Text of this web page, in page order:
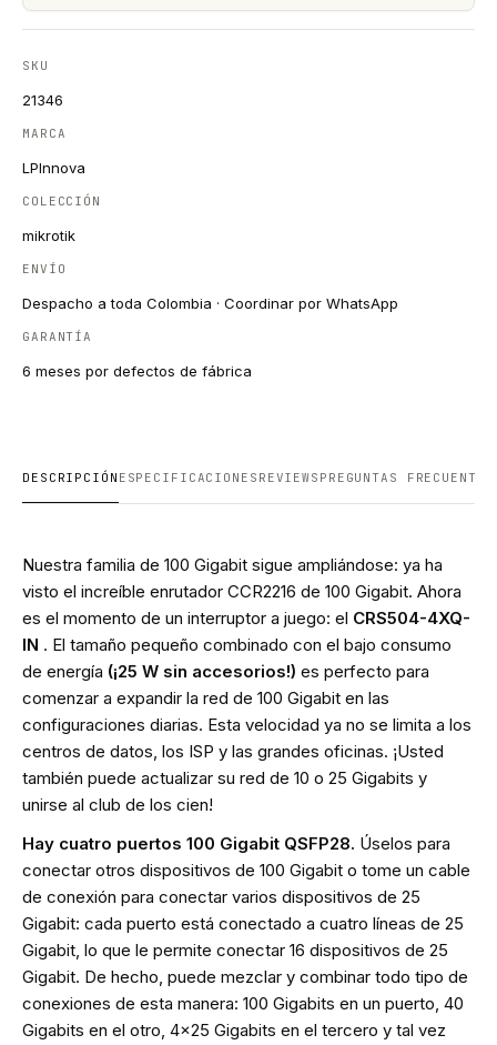
SKU
21346
MARCA
LPInnova
COLECCIÓN
mikrotik
ENVÍO
Despacho a toda Colombia · Coordinar por WhatsApp
GARANTÍA
6 meses por defectos de fábrica
DESCRIPCIÓN ESPECIFICACIONES REVIEWS PREGUNTAS FRECUENTES
Nuestra familia de 100 Gigabit sigue ampliándose: ya ha
visto el increíble enrutador CCR2216 de 100 Gigabit. Ahora
es el momento de un interruptor a juego: el CRS504-4XQ-
IN . El tamaño pequeño combinado con el bajo consumo
de energía (¡25 W sin accesorios!) es perfecto para
comenzar a expandir la red de 100 Gigabit en las
configuraciones diarias. Esta velocidad ya no se limita a los
centros de datos, los ISP y las grandes oficinas. ¡Usted
también puede actualizar su red de 10 o 25 Gigabits y
unirse al club de los cien!
Hay cuatro puertos 100 Gigabit QSFP28. Úselos para
conectar otros dispositivos de 100 Gigabit o tome un cable
de conexión para conectar varios dispositivos de 25
Gigabit: cada puerto está conectado a cuatro líneas de 25
Gigabit, lo que le permite conectar 16 dispositivos de 25
Gigabit. De hecho, puede mezclar y combinar todo tipo de
conexiones de esta manera: 100 Gigabits en un puerto, 40
Gigabits en el otro, 4x25 Gigabits en el tercero y tal vez